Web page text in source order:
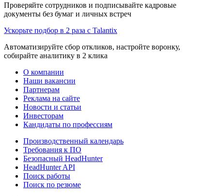
Проверяйте сотрудников и подписывайте кадровые
документы без бумаг и личных встреч
Ускорьте подбор в 2 раза с Talantix
Автоматизируйте сбор откликов, настройте воронку,
собирайте аналитику в 2 клика
О компании
Наши вакансии
Партнерам
Реклама на сайте
Новости и статьи
Инвесторам
Кандидаты по профессиям
Производственный календарь
Требования к ПО
Безопасный HeadHunter
HeadHunter API
Поиск работы
Поиск по резюме